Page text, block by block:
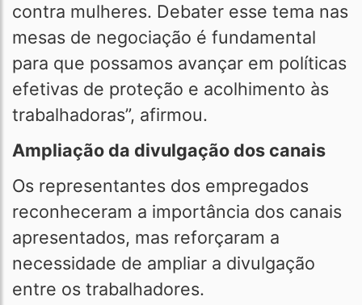
contra mulheres. Debater esse tema nas
mesas de negociação é fundamental
para que possamos avançar em políticas
efetivas de proteção e acolhimento às
trabalhadoras”, afirmou.
Ampliação da divulgação dos canais
Os representantes dos empregados
reconheceram a importância dos canais
apresentados, mas reforçaram a
necessidade de ampliar a divulgação
entre os trabalhadores.